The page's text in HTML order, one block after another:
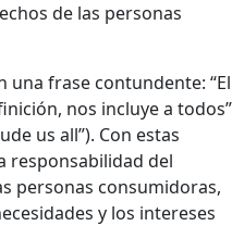
de las personas
una frase contundente: “El
nos incluye a todos”
us all”). Con estas
responsabilidad del
personas consumidoras,
y los intereses